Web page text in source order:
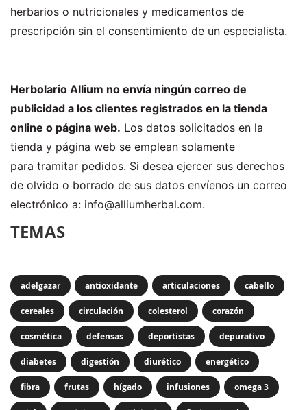
herbarios o nutricionales y medicamentos de
prescripción sin el consentimiento de un especialista.
Herbolario Allium no envía ningún correo de
publicidad a los clientes registrados en la tienda
online o página web. Los datos solicitados en la
tienda y página web se emplean solamente
para tramitar pedidos. Si desea ejercer sus derechos
de olvido o borrado de sus datos envíenos un correo
electrónico a: info@alliumherbal.com.
TEMAS
adelgazar antioxidante articulaciones cabello
cereales circulación colesterol corazón
cosmética defensas deportistas depurativo
diabetes digestión diurético energético
fibra frutas hígado infusiones omega 3